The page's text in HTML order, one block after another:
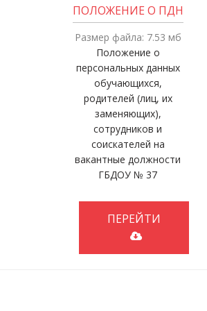
ПОЛОЖЕНИЕ О ПДН
Размер файла: 7.53 мб
Положение о
персональных данных
обучающихся,
родителей (лиц, их
заменяющих),
сотрудников и
соискателей на
вакантные должности
ГБДОУ № 37
ПЕРЕЙТИ